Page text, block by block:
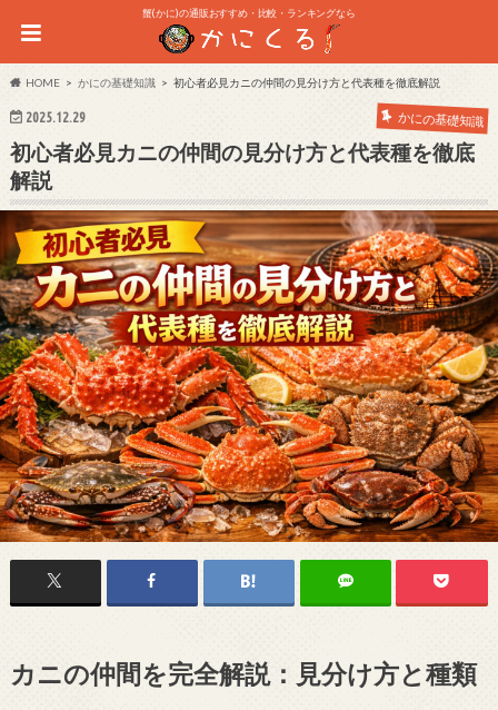
蟹(かに)の通販おすすめ・比較・ランキングなら
HOME かにの基礎知識 初心者必見カニの仲間の見分け方と代表種を徹底解説
2025.12.29 かにの基礎知識
初心者必見カニの仲間の見分け方と代表種を徹底
解説
カニの仲間を完全解説：見分け方と種類